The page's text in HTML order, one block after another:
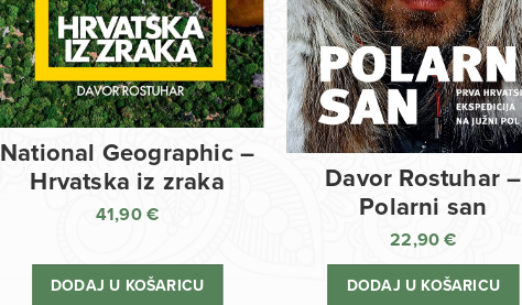
National Geographic –
Hrvatska iz zraka
41,90€
DODAJ U KOŠARICU
Davor Rostuhar –
Polarni san
22,90€
DODAJ U KOŠARICU